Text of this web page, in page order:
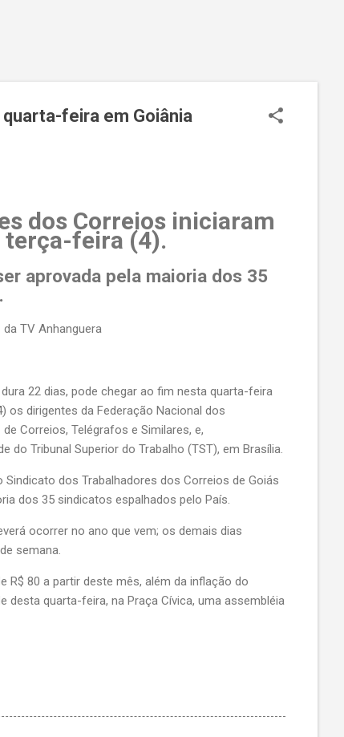
feira em Goiânia
dos Correios iniciaram
terça-feira (4).
aprovada pela maioria dos 35
TV Anhanguera
22 dias, pode chegar ao fim nesta quarta-feira
os dirigentes da Federação Nacional dos
Correios, Telégrafos e Similares, e,
Tribunal Superior do Trabalho (TST), em Brasília.
dos Trabalhadores dos Correios de Goiás
dos 35 sindicatos espalhados pelo País.
ocorrer no ano que vem; os demais dias
semana.
80 a partir deste mês, além da inflação do
desta quarta-feira, na Praça Cívica, uma assembléia